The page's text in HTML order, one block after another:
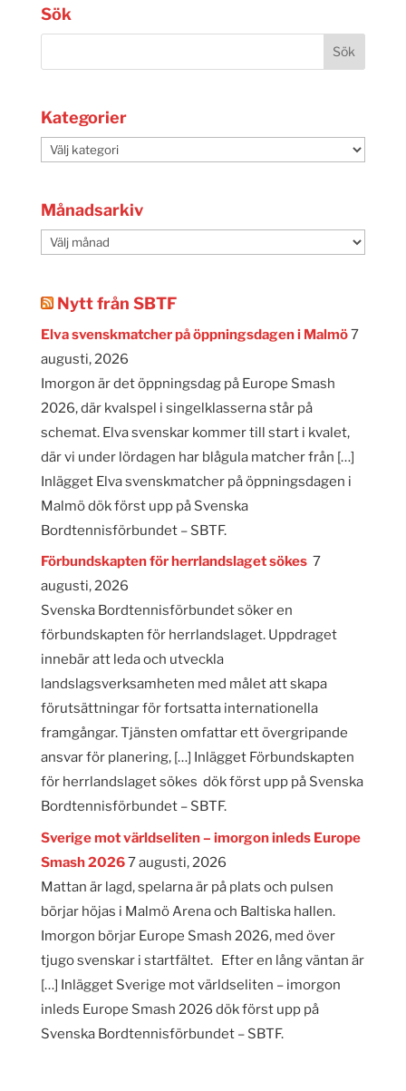
Sök
Kategorier
Kategorier
Månadsarkiv
Månadsarkiv
Nytt från SBTF
Elva svenskmatcher på öppningsdagen i Malmö7
augusti, 2026
Imorgon är det öppningsdag på Europe Smash
2026, där kvalspel i singelklasserna står på
schemat. Elva svenskar kommer till start i kvalet,
där vi under lördagen har blågula matcher från […]
Inlägget Elva svenskmatcher på öppningsdagen i
Malmö dök först upp på Svenska
Bordtennisförbundet – SBTF.
Förbundskapten för herrlandslaget sökes 7
augusti, 2026
Svenska Bordtennisförbundet söker en
förbundskapten för herrlandslaget. Uppdraget
innebär att leda och utveckla
landslagsverksamheten med målet att skapa
förutsättningar för fortsatta internationella
framgångar. Tjänsten omfattar ett övergripande
ansvar för planering, […] Inlägget Förbundskapten
för herrlandslaget sökes dök först upp på Svenska
Bordtennisförbundet – SBTF.
Sverige mot världseliten – imorgon inleds Europe
Smash 20267 augusti, 2026
Mattan är lagd, spelarna är på plats och pulsen
börjar höjas i Malmö Arena och Baltiska hallen.
Imorgon börjar Europe Smash 2026, med över
tjugo svenskar i startfältet. Efter en lång väntan är
[…] Inlägget Sverige mot världseliten – imorgon
inleds Europe Smash 2026 dök först upp på
Svenska Bordtennisförbundet – SBTF.